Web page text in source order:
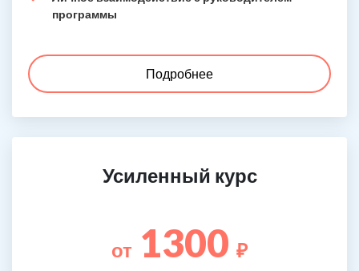
программы
Подробнее
Усиленный курс
от 1300 ₽